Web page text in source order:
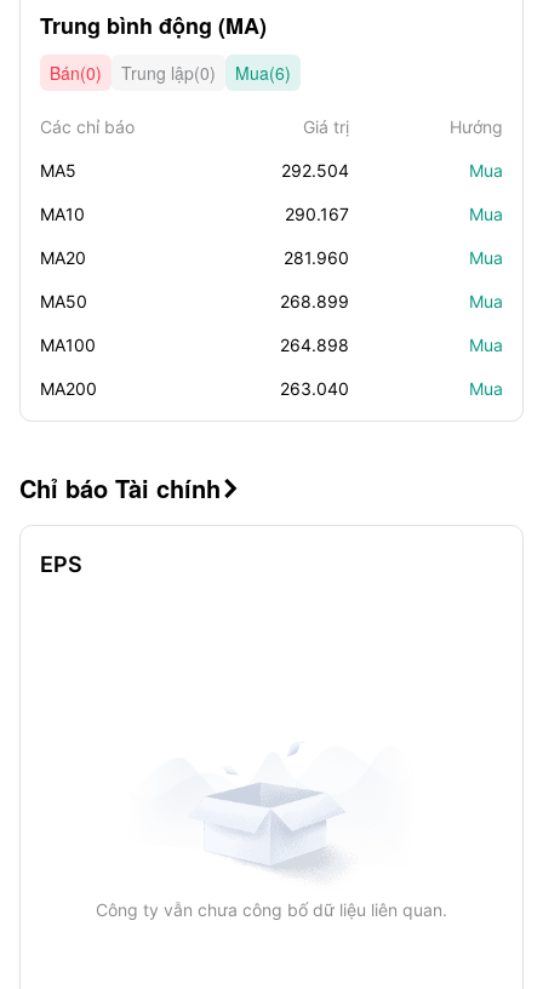
Trung bình động (MA)
Bán(0) Trung lập(0) Mua(6)
Các chỉ báo Giá trị Hướng
MA5 292.504 Mua
MA10 290.167 Mua
MA20 281.960 Mua
MA50 268.899 Mua
MA100 264.898 Mua
MA200 263.040 Mua
Chỉ báo Tài chính 
EPS
Công ty vẫn chưa công bố dữ liệu liên quan.